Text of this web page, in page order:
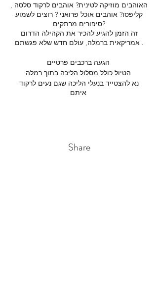
האוהבים מוזיקה לטינית? אוהבים לרקוד סלסה ,
קליפסו? אוהבים אוכל פרואני ? רוצים לשמוע
סיפורים מרתקים?
זה הזמן להגיע להכיר את הקהילה הדרום
אמריקאית ברמלה, עולם חדש שלא פגשתם.
נא להצטייד בנעלי הליכה שגם נעים לרקוד
איתם
Share